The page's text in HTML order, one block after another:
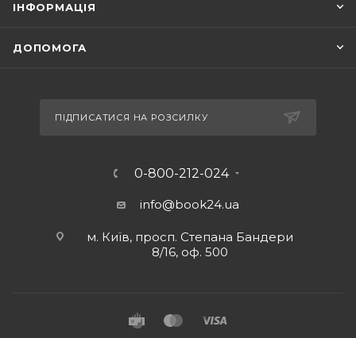
ІНФОРМАЦІЯ
ДОПОМОГА
ПІДПИСАТИСЯ НА РОЗСИЛКУ
0-800-212-024
info@book24.ua
м. Київ, просп. Степана Бандери
8/16, оф. 500